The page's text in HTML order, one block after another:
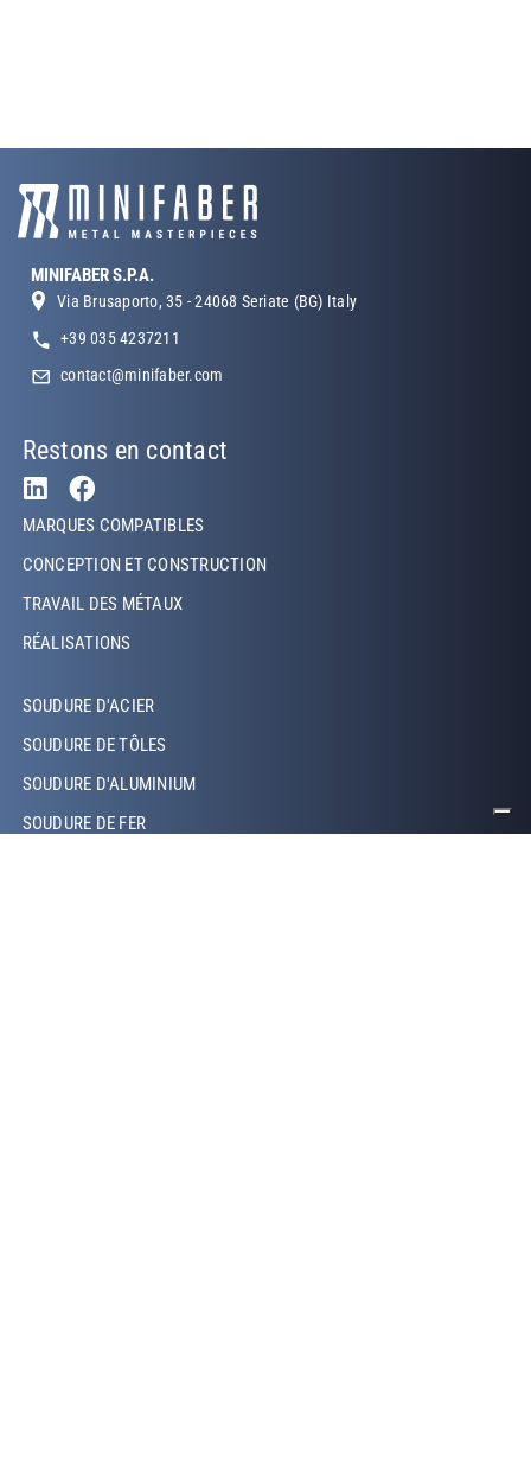
MINIFABER S.P.A.
Via Brusaporto, 35 - 24068 Seriate (BG) Italy
+39 035 4237211
contact@minifaber.com
Restons en contact
Footer Left
MARQUES COMPATIBLES
CONCEPTION ET CONSTRUCTION
TRAVAIL DES MÉTAUX
RÉALISATIONS
Footer Left Middle
SOUDURE D'ACIER
SOUDURE DE TÔLES
SOUDURE D'ALUMINIUM
SOUDURE DE FER